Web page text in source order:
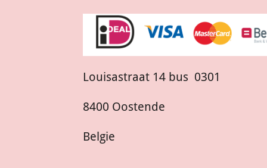
Louisastraat 14 bus 0301
8400 Oostende
Belgie